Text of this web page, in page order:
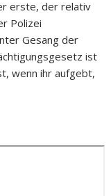
erste, der relativ
Polizei
Gesang der
ist
wenn ihr aufgebt,